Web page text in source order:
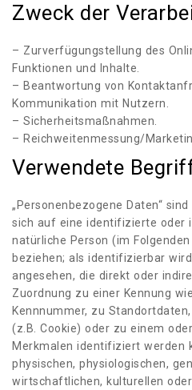
Zweck der
– Zurverfügungstellung des
Funktionen und Inhalte.
– Beantwortung von
Kommunikation mit Nutzern.
– Sicherheitsmaßnahmen.
– Reichweitenmessung/
Verwendete
„Personenbezogene Daten“
sich auf eine identifizierte oder
natürliche Person (im
beziehen; als identifizierbar
angesehen, die direkt oder
Zuordnung zu einer Kennung
Kennnummer, zu
(z.B. Cookie) oder zu einem
Merkmalen identifiziert werden
physischen, physiologischen,
wirtschaftlichen, kulturellen